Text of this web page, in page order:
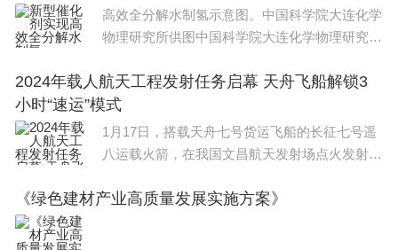
民政府2023年7
高效全分解水制氢示意图。中国科学院大连化学
物理研究所供图中国科学院大连化学物理研究所
制氢研究中取得新进展。他们发现金属载体强相
互作用可显著促进Ir/BiVO4光催化剂
2024年载人航天工程发射任务启幕 天舟飞船解锁3
小时“速运”模式
1月17日，搭载天舟七号货运飞船的长征七号遥
八运载火箭，在我国文昌航天发射场点火发射。
舟七号货运飞船的长征七号遥八运载火箭，在我
《绿色建材产业高质量发展实施方案》